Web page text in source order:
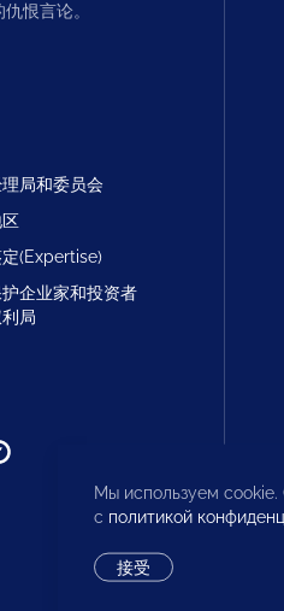
恨言论。
局和委员会
(Expertise)
企业家和投资者
局
Мы используем cookie.
с политикой
接受